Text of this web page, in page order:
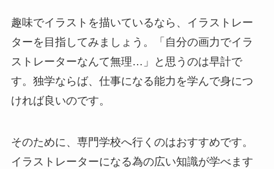
趣味でイラストを描いているなら、イラストレー
ターを目指してみましょう。「自分の画力でイラ
ストレーターなんて無理…」と思うのは早計で
す。独学ならば、仕事になる能力を学んで身につ
ければ良いのです。
そのために、専門学校へ行くのはおすすめです。
イラストレーターになる為の広い知識が学べます